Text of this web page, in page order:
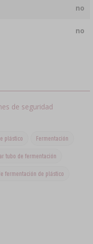
no
no
de seguridad
plástico Fermentación
tubo de fermentación
fermentación de plástico